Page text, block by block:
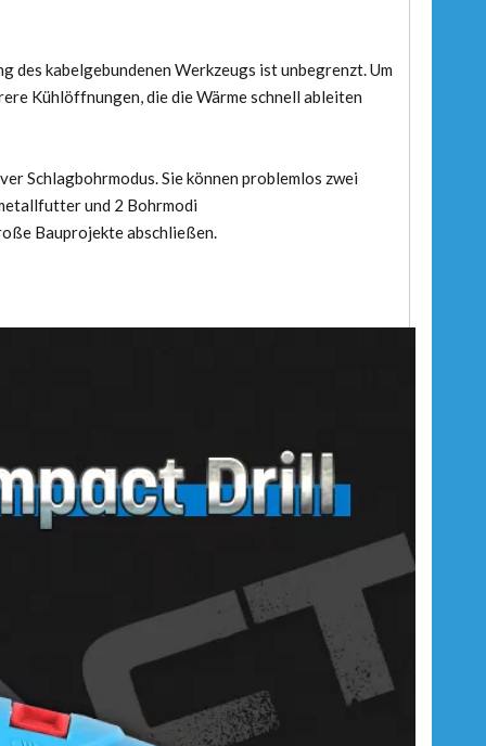
des kabelgebundenen Werkzeugs ist unbegrenzt. Um
Kühlöffnungen, die die Wärme schnell ableiten
Schlagbohrmodus. Sie können problemlos zwei
und 2 Bohrmodi
Bauprojekte abschließen.